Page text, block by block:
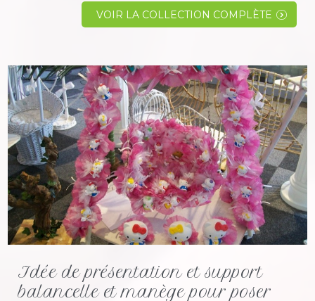
bourriquet et porcinet (en panaché). Pour un
baptême haut en couleur, une belle...
VOIR LA COLLECTION COMPLÈTE
Idée de présentation et support
balancelle et manège pour poser